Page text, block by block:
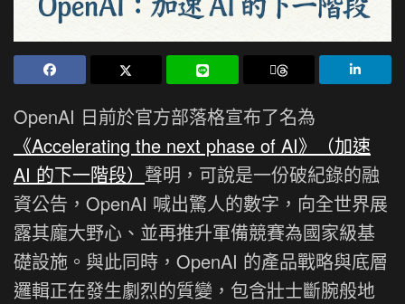
OpenAI 日前於官方部落格宣布了名為
《Accelerating the next phase of AI》（加速
AI 的下一階段） 聲明，可說是一份破紀錄的融
資公告，OpenAI 喊出驚人的數字，向全世界展
露其龐大野心、並再推升軍備競賽為國家級基
礎設施。與此同時，OpenAI 的產品戰略與底層
邏輯正在發生劇烈的質變，包含壯士斷腕般地